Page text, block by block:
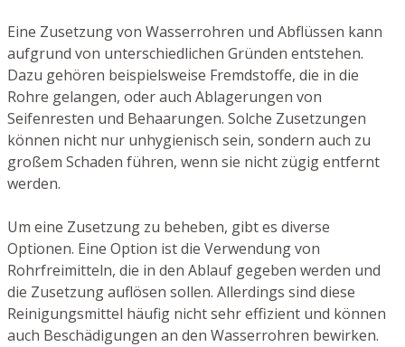
Eine Zusetzung von Wasserrohren und Abflüssen kann
aufgrund von unterschiedlichen Gründen entstehen.
Dazu gehören beispielsweise Fremdstoffe, die in die
Rohre gelangen, oder auch Ablagerungen von
Seifenresten und Behaarungen. Solche Zusetzungen
können nicht nur unhygienisch sein, sondern auch zu
großem Schaden führen, wenn sie nicht zügig entfernt
werden.
Um eine Zusetzung zu beheben, gibt es diverse
Optionen. Eine Option ist die Verwendung von
Rohrfreimitteln, die in den Ablauf gegeben werden und
die Zusetzung auflösen sollen. Allerdings sind diese
Reinigungsmittel häufig nicht sehr effizient und können
auch Beschädigungen an den Wasserrohren bewirken.